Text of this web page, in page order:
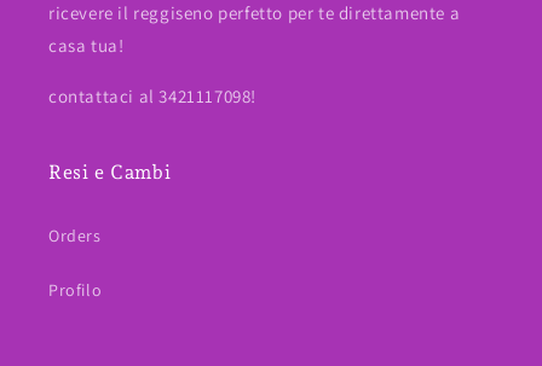
ricevere il reggiseno perfetto per te direttamente a
casa tua!
contattaci al 3421117098!
Resi e Cambi
Orders
Profilo